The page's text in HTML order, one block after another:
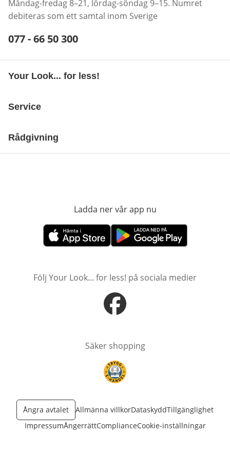
Måndag-fredag 8–21, lördag-söndag 9–15. Numret
debiteras som ett samtal inom Sverige
Telefonnummer:
077 - 66 50 300
Your Look... for less!
Service
Rådgivning
Ladda ner vår app nu
öppnas i nytt fönsteröppnas i nytt fönster
Följ Your Look... for less! på sociala medier
öppnas i nytt fönster
Säker shopping
öppnas i nytt fönster
Ångra avtalet Allmänna villkorDataskyddTillgänglighet
ImpressumÅngerrättComplianceCookie-inställningar